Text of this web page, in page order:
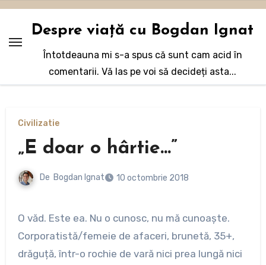
Sari
conținut
Despre viață cu Bogdan Ignat
Întotdeauna mi s-a spus că sunt cam acid în
comentarii. Vă las pe voi să decideți asta...
Civilizatie
„E doar o hârtie…”
De Bogdan Ignat 10 octombrie 2018
O văd. Este ea. Nu o cunosc, nu mă cunoaște.
Corporatistă/femeie de afaceri, brunetă, 35+,
drăguță, într-o rochie de vară nici prea lungă nici